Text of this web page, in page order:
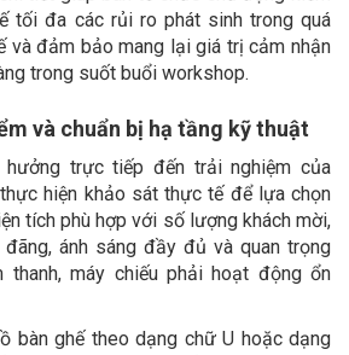
tối đa các rủi ro phát sinh trong quá
và đảm bảo mang lại giá trị cảm nhận
trong suốt buổi workshop.
và chuẩn bị hạ tầng kỹ thuật
trực tiếp đến trải nghiệm của
hiện khảo sát thực tế để lựa chọn
tích phù hợp với số lượng khách mời,
ánh sáng đầy đủ và quan trọng
thanh, máy chiếu phải hoạt động ổn
bàn ghế theo dạng chữ U hoặc dạng